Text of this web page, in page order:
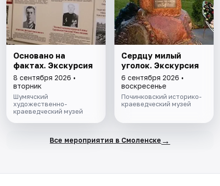
Основано на
фактах. Экскурсия
8 сентября 2026 •
вторник
Шумячский
художественно-
краеведческий музей
Сердцу милый
уголок. Экскурсия
6 сентября 2026 •
воскресенье
Починковский историко-
краеведческий музей
Все мероприятия в Смоленске →